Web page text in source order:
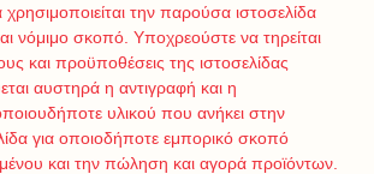
χρησιμοποιείται την παρούσα ιστοσελίδα
νόμιμο σκοπό. Υποχρεούστε να τηρείται
και προϋποθέσεις της ιστοσελίδας
αυστηρά η αντιγραφή και η
υλικού που ανήκει στην
για οποιοδήποτε εμπορικό σκοπό
και την πώληση και αγορά προϊόντων.